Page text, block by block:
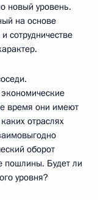
новый уровень.
на основе
сотрудничестве
время они имеют
отраслях
оборот
пошлины. Будет ли
уровня?